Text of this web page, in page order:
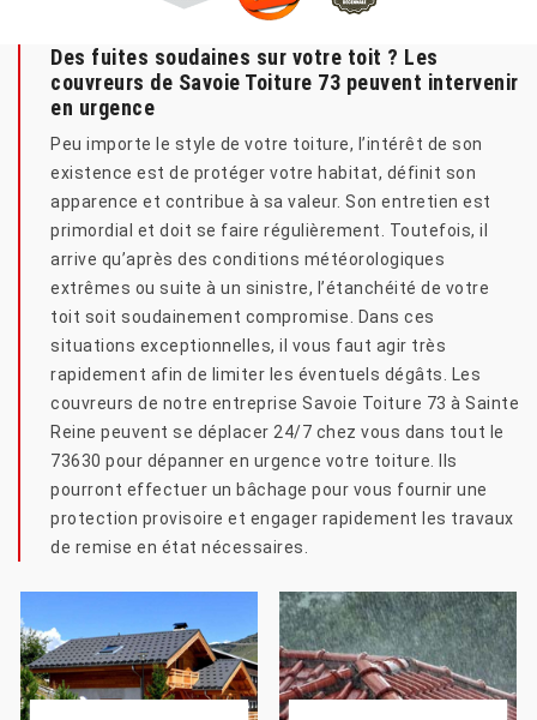
Des fuites soudaines sur votre toit ? Les
couvreurs de Savoie Toiture 73 peuvent intervenir
en urgence
Peu importe le style de votre toiture, l’intérêt de son
existence est de protéger votre habitat, définit son
apparence et contribue à sa valeur. Son entretien est
primordial et doit se faire régulièrement. Toutefois, il
arrive qu’après des conditions météorologiques
extrêmes ou suite à un sinistre, l’étanchéité de votre
toit soit soudainement compromise. Dans ces
situations exceptionnelles, il vous faut agir très
rapidement afin de limiter les éventuels dégâts. Les
couvreurs de notre entreprise Savoie Toiture 73 à Sainte
Reine peuvent se déplacer 24/7 chez vous dans tout le
73630 pour dépanner en urgence votre toiture. Ils
pourront effectuer un bâchage pour vous fournir une
protection provisoire et engager rapidement les travaux
de remise en état nécessaires.